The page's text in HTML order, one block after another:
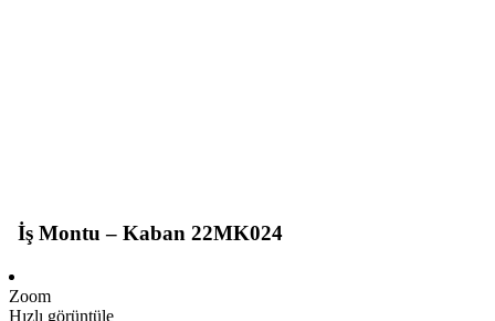
İş Montu – Kaban 22MK024
Zoom
Hızlı görüntüle